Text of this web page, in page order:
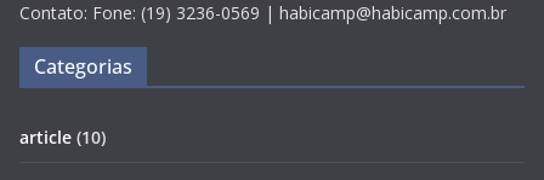
Contato: Fone: (19) 3236-0569 | habicamp@habicamp.com.br
Categorias
article (10)